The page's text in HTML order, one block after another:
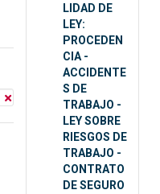
LIDAD DE
LEY:
PROCEDEN
CIA -
ACCIDENTE
S DE
TRABAJO -
LEY SOBRE
RIESGOS DE
TRABAJO -
CONTRATO
DE SEGURO